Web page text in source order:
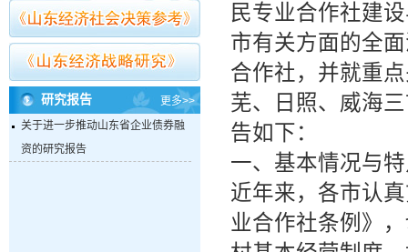
研究报告
更多>>
关于进一步推动山东省企业债券融
资的研究报告
民专业合作社建
市有关方面的全
合作社，并就重
芜、日照、威海
告如下：
一、基本情况与
近年来，各市认
业合作社条例》